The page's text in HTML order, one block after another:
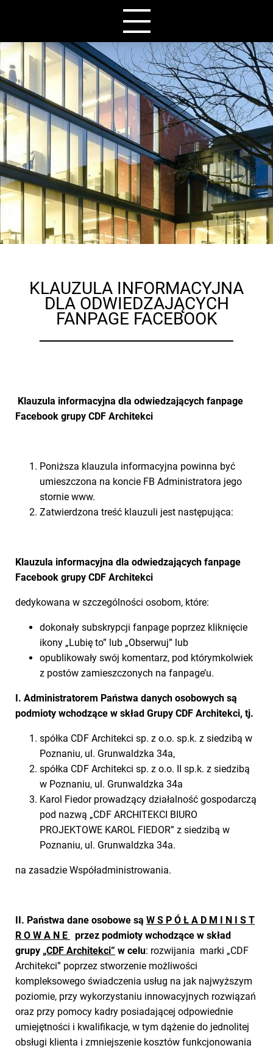
KLAUZULA INFORMACYJNA
DLA ODWIEDZAJĄCYCH
FANPAGE FACEBOOK
Klauzula informacyjna dla odwiedzających fanpage
Facebook grupy CDF Architekci
Poniższa klauzula informacyjna powinna być
umieszczona na koncie FB Administratora jego
stornie www.
Zatwierdzona treść klauzuli jest następująca:
Klauzula informacyjna dla odwiedzających fanpage
Facebook grupy CDF Architekci
dedykowana w szczególności osobom, które:
dokonały subskrypcji fanpage poprzez kliknięcie
ikony „Lubię to” lub „Obserwuj” lub
opublikowały swój komentarz, pod którymkolwiek
z postów zamieszczonych na fanpage’u.
I. Administratorem Państwa danych osobowych są
podmioty wchodzące w skład Grupy CDF Architekci, tj.
spółka CDF Architekci sp. z o.o. sp.k. z siedzibą w
Poznaniu, ul. Grunwaldzka 34a,
spółka CDF Architekci sp. z o.o. II sp.k. z siedzibą
w Poznaniu, ul. Grunwaldzka 34a
Karol Fiedor prowadzący działalność gospodarczą
pod nazwą „CDF ARCHITEKCI BIURO
PROJEKTOWE KAROL FIEDOR” z siedzibą w
Poznaniu, ul. Grunwaldzka 34a.
na zasadzie Współadministrowania.
II. Państwa dane osobowe są W S P Ó Ł A D M I N I S T
R O W A N E
przez podmioty wchodzące w skład
grupy „CDF Architekci” w celu: rozwijania marki „CDF
Architekci” poprzez stworzenie możliwości
kompleksowego świadczenia usług na jak najwyższym
poziomie, przy wykorzystaniu innowacyjnych rozwiązań
oraz przy pomocy kadry posiadającej odpowiednie
umiejętności i kwalifikacje, w tym dążenie do jednolitej
obsługi klienta i zmniejszenie kosztów funkcjonowania